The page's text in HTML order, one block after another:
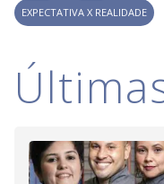
EXPECTATIVA X REALIDADE